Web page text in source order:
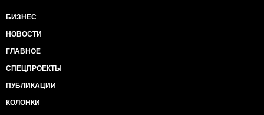
БИЗНЕС
НОВОСТИ
ГЛАВНОЕ
СПЕЦПРОЕКТЫ
ПУБЛИКАЦИИ
КОЛОНКИ